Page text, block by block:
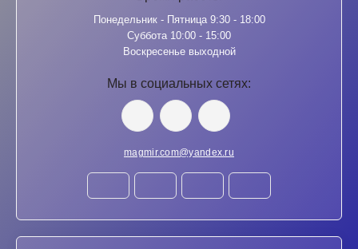
Понедельник - Пятница 9:30 - 18:00
Суббота 10:00 - 15:00
Воскресенье выходной
Мы в социальных сетях:
magmir.com@yandex.ru